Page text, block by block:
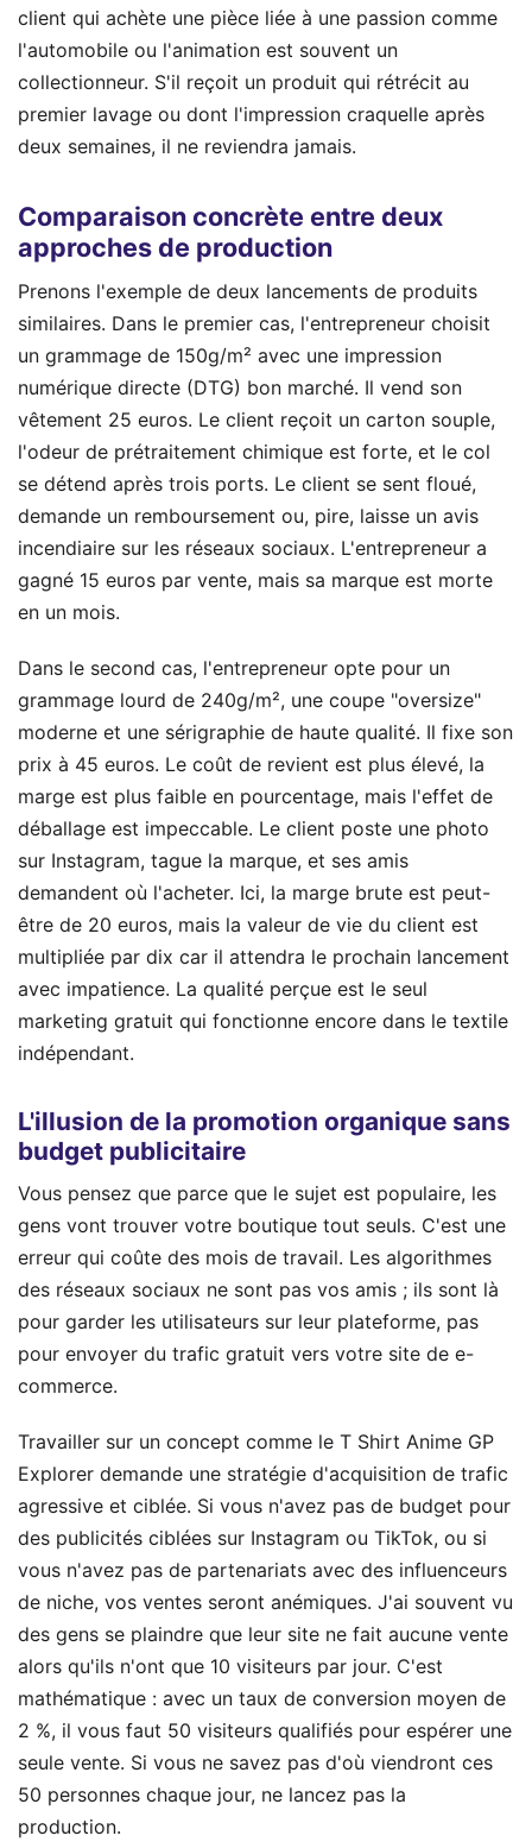
client qui achète une pièce liée à une passion comme
l'automobile ou l'animation est souvent un
collectionneur. S'il reçoit un produit qui rétrécit au
premier lavage ou dont l'impression craquelle après
deux semaines, il ne reviendra jamais.
Comparaison concrète entre deux
approches de production
Prenons l'exemple de deux lancements de produits
similaires. Dans le premier cas, l'entrepreneur choisit
un grammage de 150g/m² avec une impression
numérique directe (DTG) bon marché. Il vend son
vêtement 25 euros. Le client reçoit un carton souple,
l'odeur de prétraitement chimique est forte, et le col
se détend après trois ports. Le client se sent floué,
demande un remboursement ou, pire, laisse un avis
incendiaire sur les réseaux sociaux. L'entrepreneur a
gagné 15 euros par vente, mais sa marque est morte
en un mois.
Dans le second cas, l'entrepreneur opte pour un
grammage lourd de 240g/m², une coupe "oversize"
moderne et une sérigraphie de haute qualité. Il fixe son
prix à 45 euros. Le coût de revient est plus élevé, la
marge est plus faible en pourcentage, mais l'effet de
déballage est impeccable. Le client poste une photo
sur Instagram, tague la marque, et ses amis
demandent où l'acheter. Ici, la marge brute est peut-
être de 20 euros, mais la valeur de vie du client est
multipliée par dix car il attendra le prochain lancement
avec impatience. La qualité perçue est le seul
marketing gratuit qui fonctionne encore dans le textile
indépendant.
L'illusion de la promotion organique sans
budget publicitaire
Vous pensez que parce que le sujet est populaire, les
gens vont trouver votre boutique tout seuls. C'est une
erreur qui coûte des mois de travail. Les algorithmes
des réseaux sociaux ne sont pas vos amis ; ils sont là
pour garder les utilisateurs sur leur plateforme, pas
pour envoyer du trafic gratuit vers votre site de e-
commerce.
Travailler sur un concept comme le T Shirt Anime GP
Explorer demande une stratégie d'acquisition de trafic
agressive et ciblée. Si vous n'avez pas de budget pour
des publicités ciblées sur Instagram ou TikTok, ou si
vous n'avez pas de partenariats avec des influenceurs
de niche, vos ventes seront anémiques. J'ai souvent vu
des gens se plaindre que leur site ne fait aucune vente
alors qu'ils n'ont que 10 visiteurs par jour. C'est
mathématique : avec un taux de conversion moyen de
2 %, il vous faut 50 visiteurs qualifiés pour espérer une
seule vente. Si vous ne savez pas d'où viendront ces
50 personnes chaque jour, ne lancez pas la
production.